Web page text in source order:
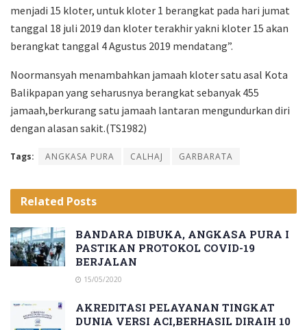
menjadi 15 kloter, untuk kloter 1 berangkat pada hari jumat
tanggal 18 juli 2019 dan kloter terakhir yakni kloter 15 akan
berangkat tanggal 4 Agustus 2019 mendatang”.
Noormansyah menambahkan jamaah kloter satu asal Kota
Balikpapan yang seharusnya berangkat sebanyak 455
jamaah,berkurang satu jamaah lantaran mengundurkan diri
dengan alasan sakit.(TS1982)
Tags: ANGKASA PURA CALHAJ GARBARATA
Related Posts
BANDARA DIBUKA, ANGKASA PURA I
PASTIKAN PROTOKOL COVID-19
BERJALAN
15/05/2020
AKREDITASI PELAYANAN TINGKAT
DUNIA VERSI ACI,BERHASIL DIRAIH 10